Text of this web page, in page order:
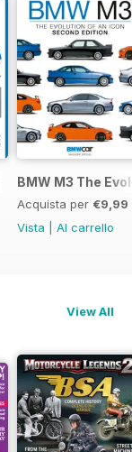
Story
BMW M3 The
Acquista per €9,99
Vista
Al carrello
View All